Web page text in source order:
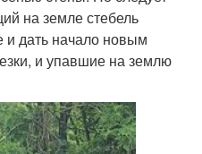
на земле стебель
и дать начало новым
и упавшие на землю